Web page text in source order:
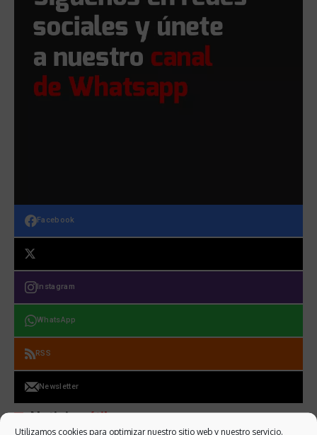
Utilizamos cookies para optimizar nuestro sitio web y nuestro servicio.
Facebook
Instagram
WhatsApp
RSS
Newsletter
Noticiasútiles